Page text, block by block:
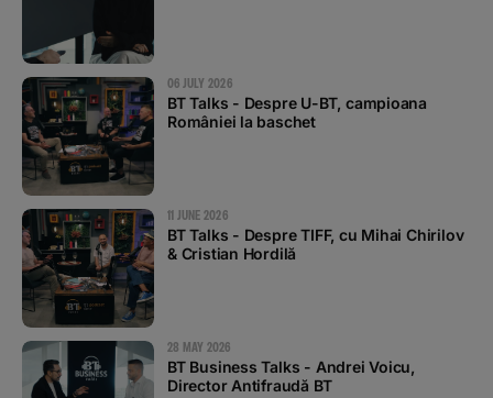
06 JULY 2026
BT Talks - Despre U-BT, campioana
României la baschet
11 JUNE 2026
BT Talks - Despre TIFF, cu Mihai Chirilov
& Cristian Hordilă
28 MAY 2026
BT Business Talks - Andrei Voicu,
Director Antifraudă BT